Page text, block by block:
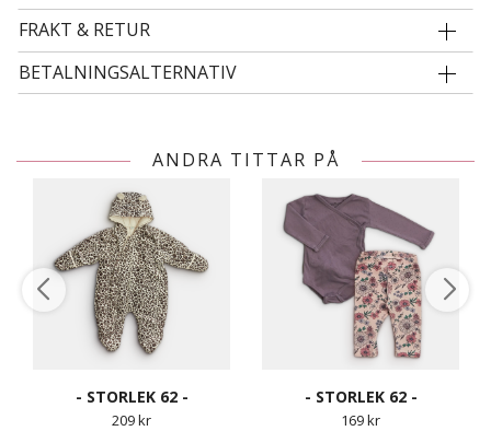
FRAKT & RETUR
BETALNINGSALTERNATIV
ANDRA TITTAR PÅ
- STORLEK 62 -
209 kr
- STORLEK 62 -
169 kr